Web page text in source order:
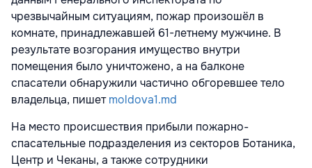
чрезвычайным ситуациям, пожар произошёл в
комнате, принадлежавшей 61-летнему мужчине. В
результате возгорания имущество внутри
помещения было уничтожено, а на балконе
спасатели обнаружили частично обгоревшее тело
владельца, пишетmoldova1.md
На место происшествия прибыли пожарно-
спасательные подразделения из секторов Ботаника,
Центр и Чеканы, а также сотрудники